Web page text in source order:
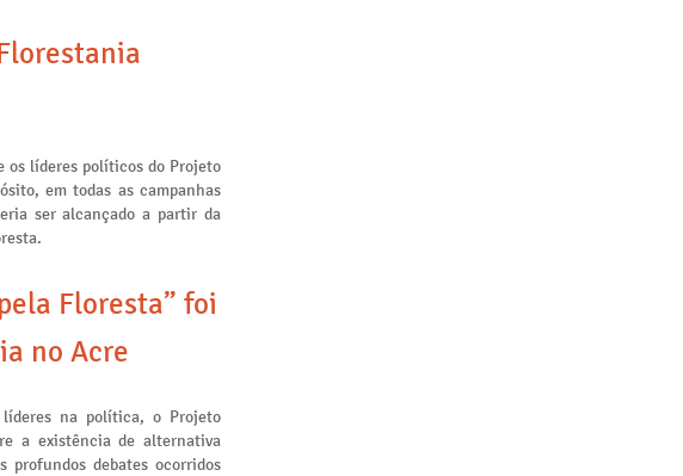
os líderes políticos do Projeto
em todas as campanhas
ser alcançado a partir da
Floresta” foi
no Acre
na política, o Projeto
a existência de alternativa
profundos debates ocorridos